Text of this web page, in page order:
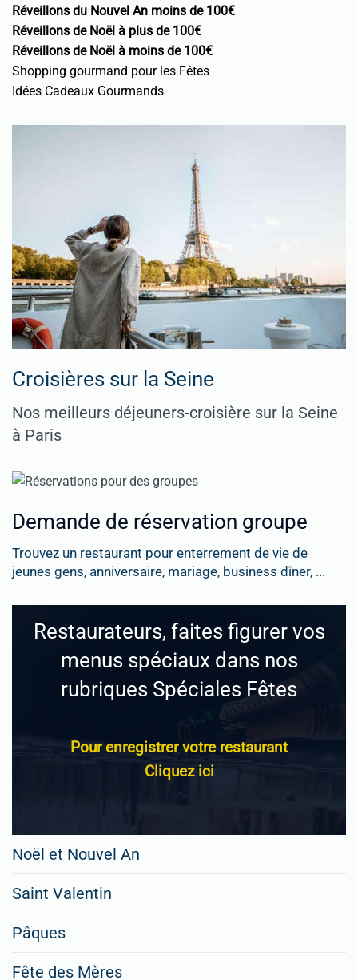
Réveillons du Nouvel An moins de 100€
Réveillons de Noël à plus de 100€
Réveillons de Noël à moins de 100€
Shopping gourmand pour les Fêtes
Idées Cadeaux Gourmands
Croisières sur la Seine
Nos meilleurs déjeuners-croisière sur la Seine
à Paris
Demande de réservation groupe
Trouvez un restaurant pour enterrement de vie de
jeunes gens, anniversaire, mariage, business dîner, ...
Restaurateurs, faites figurer vos
menus spéciaux dans nos
rubriques Spéciales Fêtes
Pour enregistrer votre restaurant
Cliquez ici
Noël et Nouvel An
Saint Valentin
Pâques
Fête des Mères